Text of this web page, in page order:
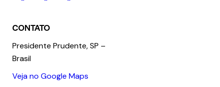
CONTATO
Presidente Prudente, SP –
Brasil
Veja no Google Maps